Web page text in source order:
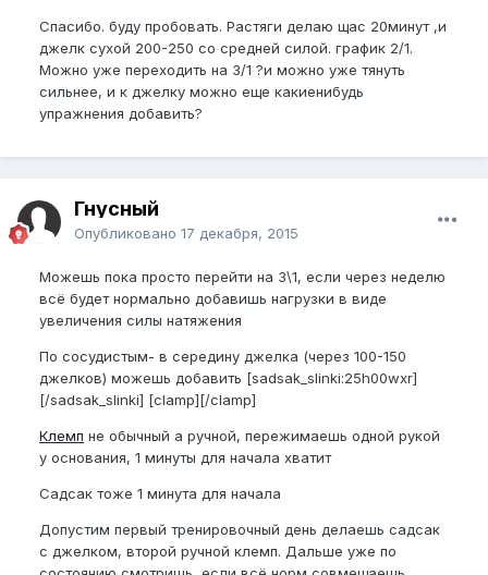
Спасибо. буду пробовать. Растяги делаю щас 20минут ,и
джелк сухой 200-250 со средней силой. график 2/1.
Можно уже переходить на 3/1 ?и можно уже тянуть
сильнее, и к джелку можно еще какиенибудь
упражнения добавить?
Гнусный
Опубликовано 17 декабря, 2015
Можешь пока просто перейти на 3\1, если через неделю
всё будет нормально добавишь нагрузки в виде
увеличения силы натяжения
По сосудистым- в середину джелка (через 100-150
джелков) можешь добавить [sadsak_slinki:25h00wxr]
[/sadsak_slinki] [clamp][/clamp]
Клемп не обычный а ручной, пережимаешь одной рукой
у основания, 1 минуты для начала хватит
Садсак тоже 1 минута для начала
Допустим первый тренировочный день делаешь садсак
с джелком, второй ручной клемп. Дальше уже по